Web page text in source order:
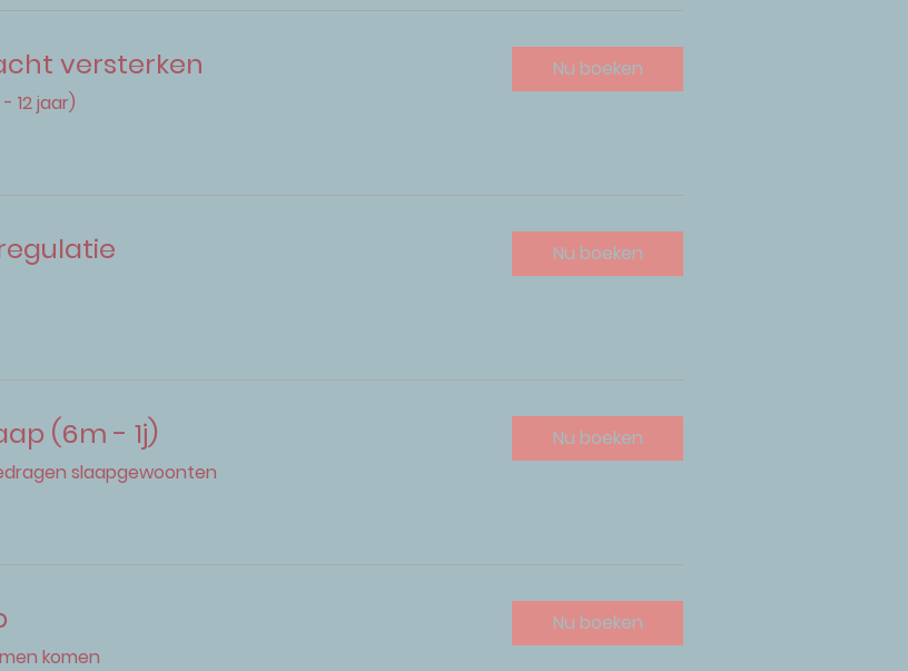
versterken
12 jaar)
Nu boeken
Nu boeken
(6m - 1j)
slaapgewoonten
Nu boeken
komen
Nu boeken